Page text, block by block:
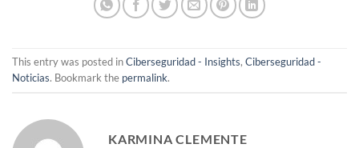
This entry was posted inCiberseguridad - Insights, Ciberseguridad -
Noticias. Bookmark the permalink.
KARMINA CLEMENTE